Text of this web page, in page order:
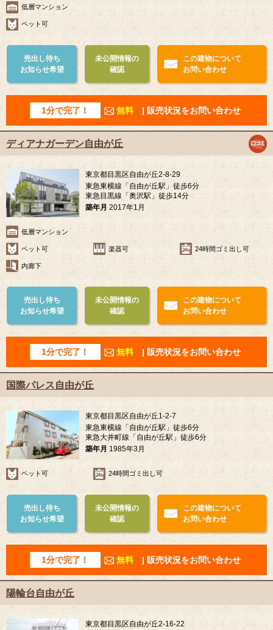
低層マンション
ペット可
売出し待ち
お知らせ希望
未公開情報の
確認
この建物について
お問い合わせ
1分で完了！ 無料 | 販売状況をお問い合わせ
ディアナガーデン自由が丘
東京都目黒区自由が丘2-8-29
東急東横線「自由が丘駅」徒歩6分
東急目黒線「奥沢駅」徒歩14分
築年月 2017年1月
低層マンション
ペット可 楽器可 24時間ゴミ出し可
内廊下
売出し待ち
お知らせ希望
未公開情報の
確認
この建物について
お問い合わせ
1分で完了！ 無料 | 販売状況をお問い合わせ
国際パレス自由が丘
東京都目黒区自由が丘1-2-7
東急東横線「自由が丘駅」徒歩6分
東急大井町線「自由が丘駅」徒歩6分
築年月 1985年3月
ペット可 24時間ゴミ出し可
売出し待ち
お知らせ希望
未公開情報の
確認
この建物について
お問い合わせ
1分で完了！ 無料 | 販売状況をお問い合わせ
陽輪台自由が丘
東京都目黒区自由が丘2-16-22